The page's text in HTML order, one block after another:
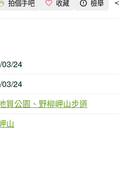
拍個手吧 收藏 檢舉
24
24
質公園、野柳岬山步道
山